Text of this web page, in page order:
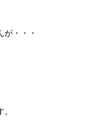
が・・・